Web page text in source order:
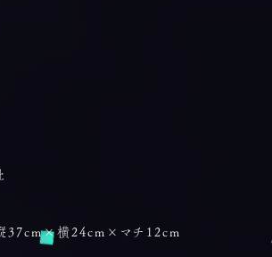
縦37cm×横24cm×マチ12cm